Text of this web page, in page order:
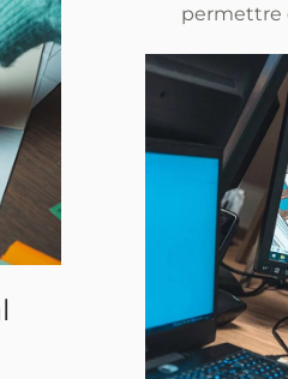
permettre